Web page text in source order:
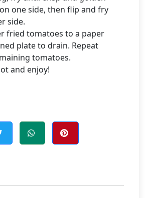
one side, then flip and fry
side.
fried tomatoes to a paper
plate to drain. Repeat
tomatoes.
and enjoy!